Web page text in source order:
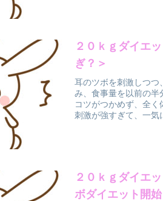
２０ｋｇダイエ
ぎ？＞
耳のツボを刺激しつつ
み、食事量を以前の半
コツがつかめず、全
刺激が強すぎて、一気
２０ｋｇダイエ
ボダイエット開始